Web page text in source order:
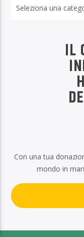
IL
Con una tua
mondo in